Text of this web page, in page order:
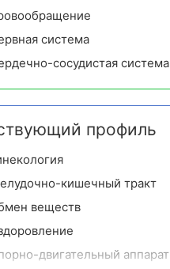
система
сосудистая система
профиль
кишечный тракт
веществ
двигательный аппарат